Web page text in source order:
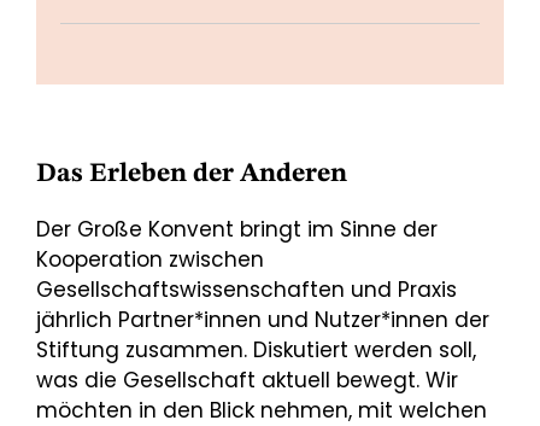
Das Erleben der Anderen
Der Große Konvent bringt im Sinne der
Kooperation zwischen
Gesellschaftswissenschaften und Praxis
jährlich Partner*innen und Nutzer*innen der
Stiftung zusammen. Diskutiert werden soll,
was die Gesellschaft aktuell bewegt. Wir
möchten in den Blick nehmen, mit welchen